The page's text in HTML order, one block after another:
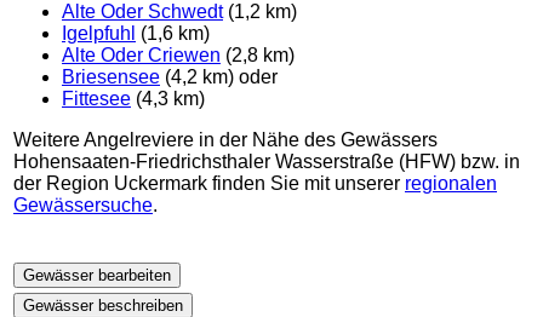
Alte Oder Schwedt(1,2 km)
Igelpfuhl (1,6 km)
Alte Oder Criewen (2,8 km)
Briesensee (4,2 km) oder
Fittesee (4,3 km)
Weitere Angelreviere in der Nähe des Gewässers
Hohensaaten-Friedrichsthaler Wasserstraße (HFW) bzw. in
der Region Uckermark finden Sie mit unserer regionalen
Gewässersuche.
Gewässer bearbeiten
Gewässer beschreiben